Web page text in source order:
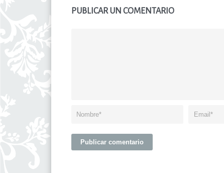
PUBLICAR UN COMENTARIO